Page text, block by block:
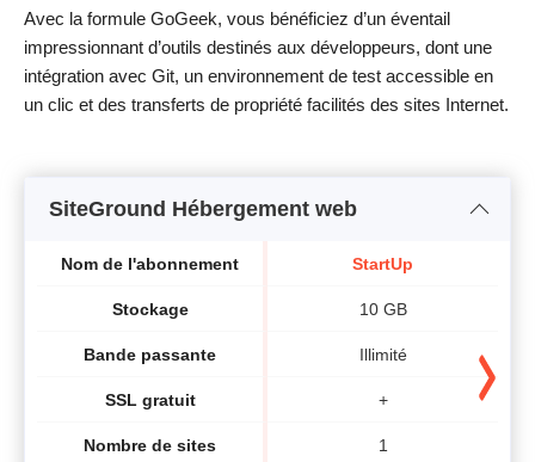
Avec la formule GoGeek, vous bénéficiez d’un éventail
impressionnant d’outils destinés aux développeurs, dont une
intégration avec Git, un environnement de test accessible en
un clic et des transferts de propriété facilités des sites Internet.
SiteGround Hébergement web
Nom de l'abonnement
Stockage
Bande passante
SSL gratuit
Nombre de sites
StartUp
10 GB
Illimité
+
1